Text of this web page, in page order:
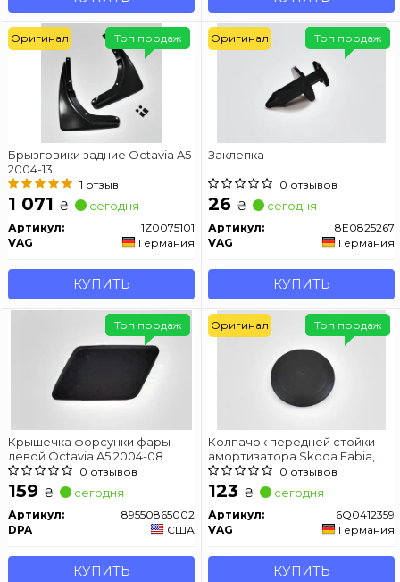
Брызговики задние Octavia A5
2004-13
1 отзыв
1 071 ₴ сегодня
Артикул:
1Z0075101
VAG
Германия
КУПИТЬ
Топ продаж
Оригинал
Заклепка
0 отзывов
26 ₴ сегодня
Артикул:
8E0825267
VAG
Германия
КУПИТЬ
Топ продаж
Оригинал
Крышечка форсунки фары
левой Octavia A5 2004-08
0 отзывов
159 ₴ сегодня
Артикул:
89550865002
DPA
США
КУПИТЬ
Топ продаж
Колпачок передней стойки
амортизатора Skoda Fabia,
Octavia, Superb, Karoq, Kodiaq,
Roomster
0 отзывов
123 ₴ сегодня
Артикул:
6Q0412359
VAG
Германия
КУПИТЬ
Топ продаж
Оригинал